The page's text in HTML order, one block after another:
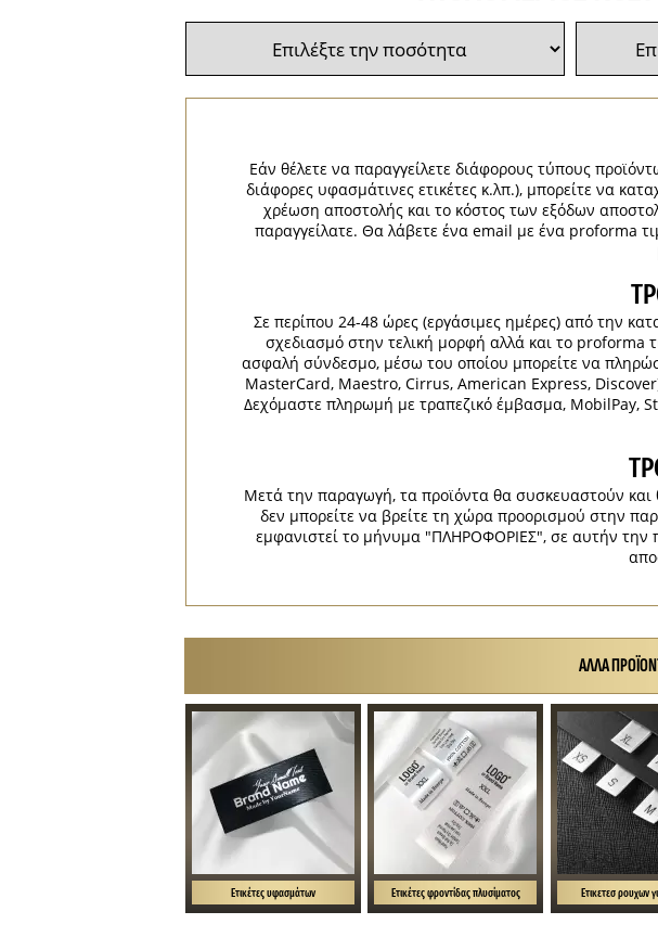
Εάν θέλετε να παραγγείλετε διάφορους τύπους
διάφορες υφασμάτινες ετικέτες κ.λπ.), μπορείτε να
χρέωση αποστολής και το κόστος των εξόδων
παραγγείλατε. Θα λάβετε ένα email με ένα proforma
Σε περίπου 24-48 ώρες (εργάσιμες ημέρες) από την
σχεδιασμό στην τελική μορφή αλλά και το proforma
ασφαλή σύνδεσμο, μέσω του οποίου μπορείτε να
MasterCard, Maestro, Cirrus, American Express,
Δεχόμαστε πληρωμή με τραπεζικό έμβασμα, MobilPay,
Μετά την παραγωγή, τα προϊόντα θα συσκευαστούν
δεν μπορείτε να βρείτε τη χώρα προορισμού
εμφανιστεί το μήνυμα "ΠΛΗΡΟΦΟΡΙΕΣ", σε αυτήν την
ΆΛΛΑ
Ετικέτες υφασμάτων Ετικέτες φροντίδας πλυσίματος Ετικετεσ ρουχων